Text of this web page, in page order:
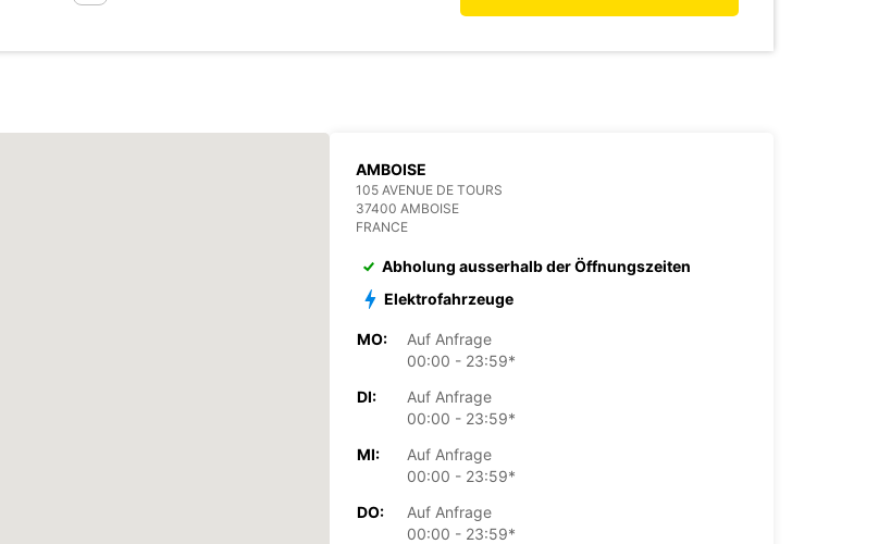
AMBOISE
105 AVENUE DE TOURS
37400 AMBOISE
FRANCE
Abholung ausserhalb der Öffnungszeiten
Elektrofahrzeuge
MO:
Auf Anfrage
00:00 - 23:59*
DI:
Auf Anfrage
00:00 - 23:59*
MI:
Auf Anfrage
00:00 - 23:59*
DO:
Auf Anfrage
00:00 - 23:59*